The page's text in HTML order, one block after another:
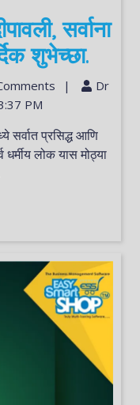
सर्वाना
शुभेच्छा.
|
Dr
PM
धर्मीय लोक यास मोठ्या